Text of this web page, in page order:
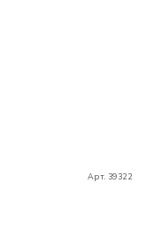
Арт. 39322